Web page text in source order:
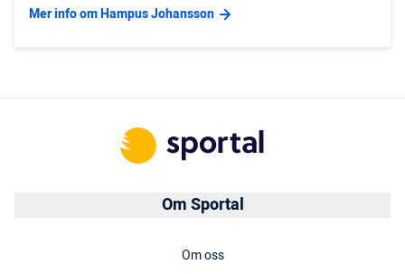
Mer info om Hampus Johansson
Om Sportal
Om oss